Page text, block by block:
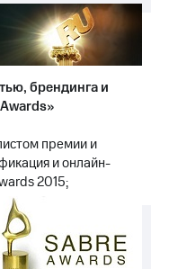
брендинга и
премии и
и онлайн-
2015;